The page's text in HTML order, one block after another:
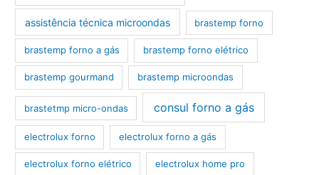
assistência técnica microondas brastemp forno
brastemp forno a gás brastemp forno elétrico
brastemp gourmand brastemp microondas
brastetmp micro-ondas consul forno a gás
electrolux forno electrolux forno a gás
electrolux forno elétrico electrolux home pro